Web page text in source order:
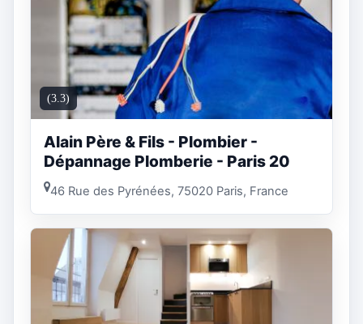
(3.3)
Alain Père & Fils - Plombier -
Dépannage Plomberie - Paris 20
46 Rue des Pyrénées, 75020 Paris, France